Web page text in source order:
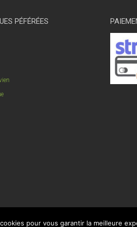
PÉFÉRÉES
pour vous garantir la meilleure